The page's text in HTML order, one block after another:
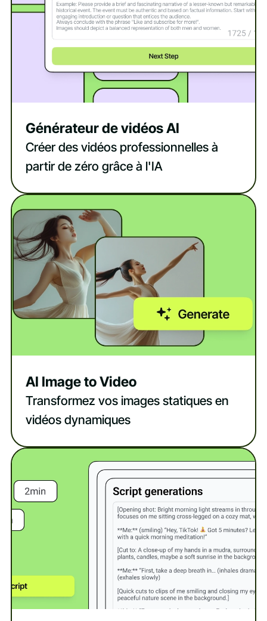
Générateur de vidéos AI
Créer des vidéos professionnelles à
partir de zéro grâce à l'IA
AI Image to Video
Transformez vos images statiques en
vidéos dynamiques